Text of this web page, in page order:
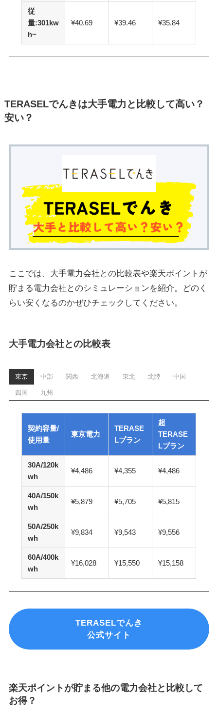
従
量:301kw
h~
¥40.69 ¥39.46 ¥35.84
TERASELでんきは大手電力と比較して高い？
安い？
ここでは、大手電力会社との比較表や楽天ポイントが
貯まる電力会社とのシミュレーションを紹介。どのく
らい安くなるのかぜひチェックしてください。
大手電力会社との比較表
東京 中部 関西 北海道 東北 北陸 中国
四国 九州
契約容量/
使用量
東京電力
TERASE
Lプラン
超
TERASE
Lプラン
30A/120k
wh
¥4,486 ¥4,355 ¥4,486
40A/150k
wh
¥5,879 ¥5,705 ¥5,815
50A/250k
wh
¥9,834 ¥9,543 ¥9,556
60A/400k
wh
¥16,028 ¥15,550 ¥15,158
TERASELでんき
公式サイト
楽天ポイントが貯まる他の電力会社と比較して
お得？